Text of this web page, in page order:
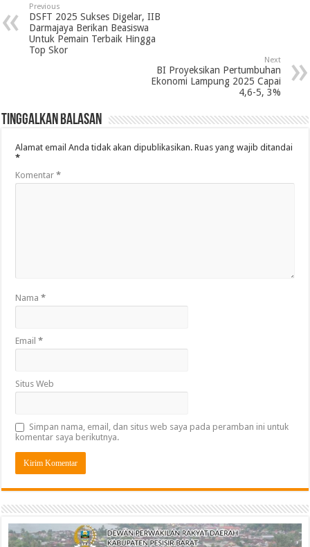
Previous
DSFT 2025 Sukses Digelar, IIB
Darmajaya Berikan Beasiswa
Untuk Pemain Terbaik Hingga
Top Skor
Next
BI Proyeksikan Pertumbuhan
Ekonomi Lampung 2025 Capai
4,6-5, 3%
Tinggalkan Balasan
Alamat email Anda tidak akan dipublikasikan. Ruas yang wajib ditandai
*
Komentar*
Nama*
Email*
Situs Web
Simpan nama, email, dan situs web saya pada peramban ini untuk
komentar saya berikutnya.